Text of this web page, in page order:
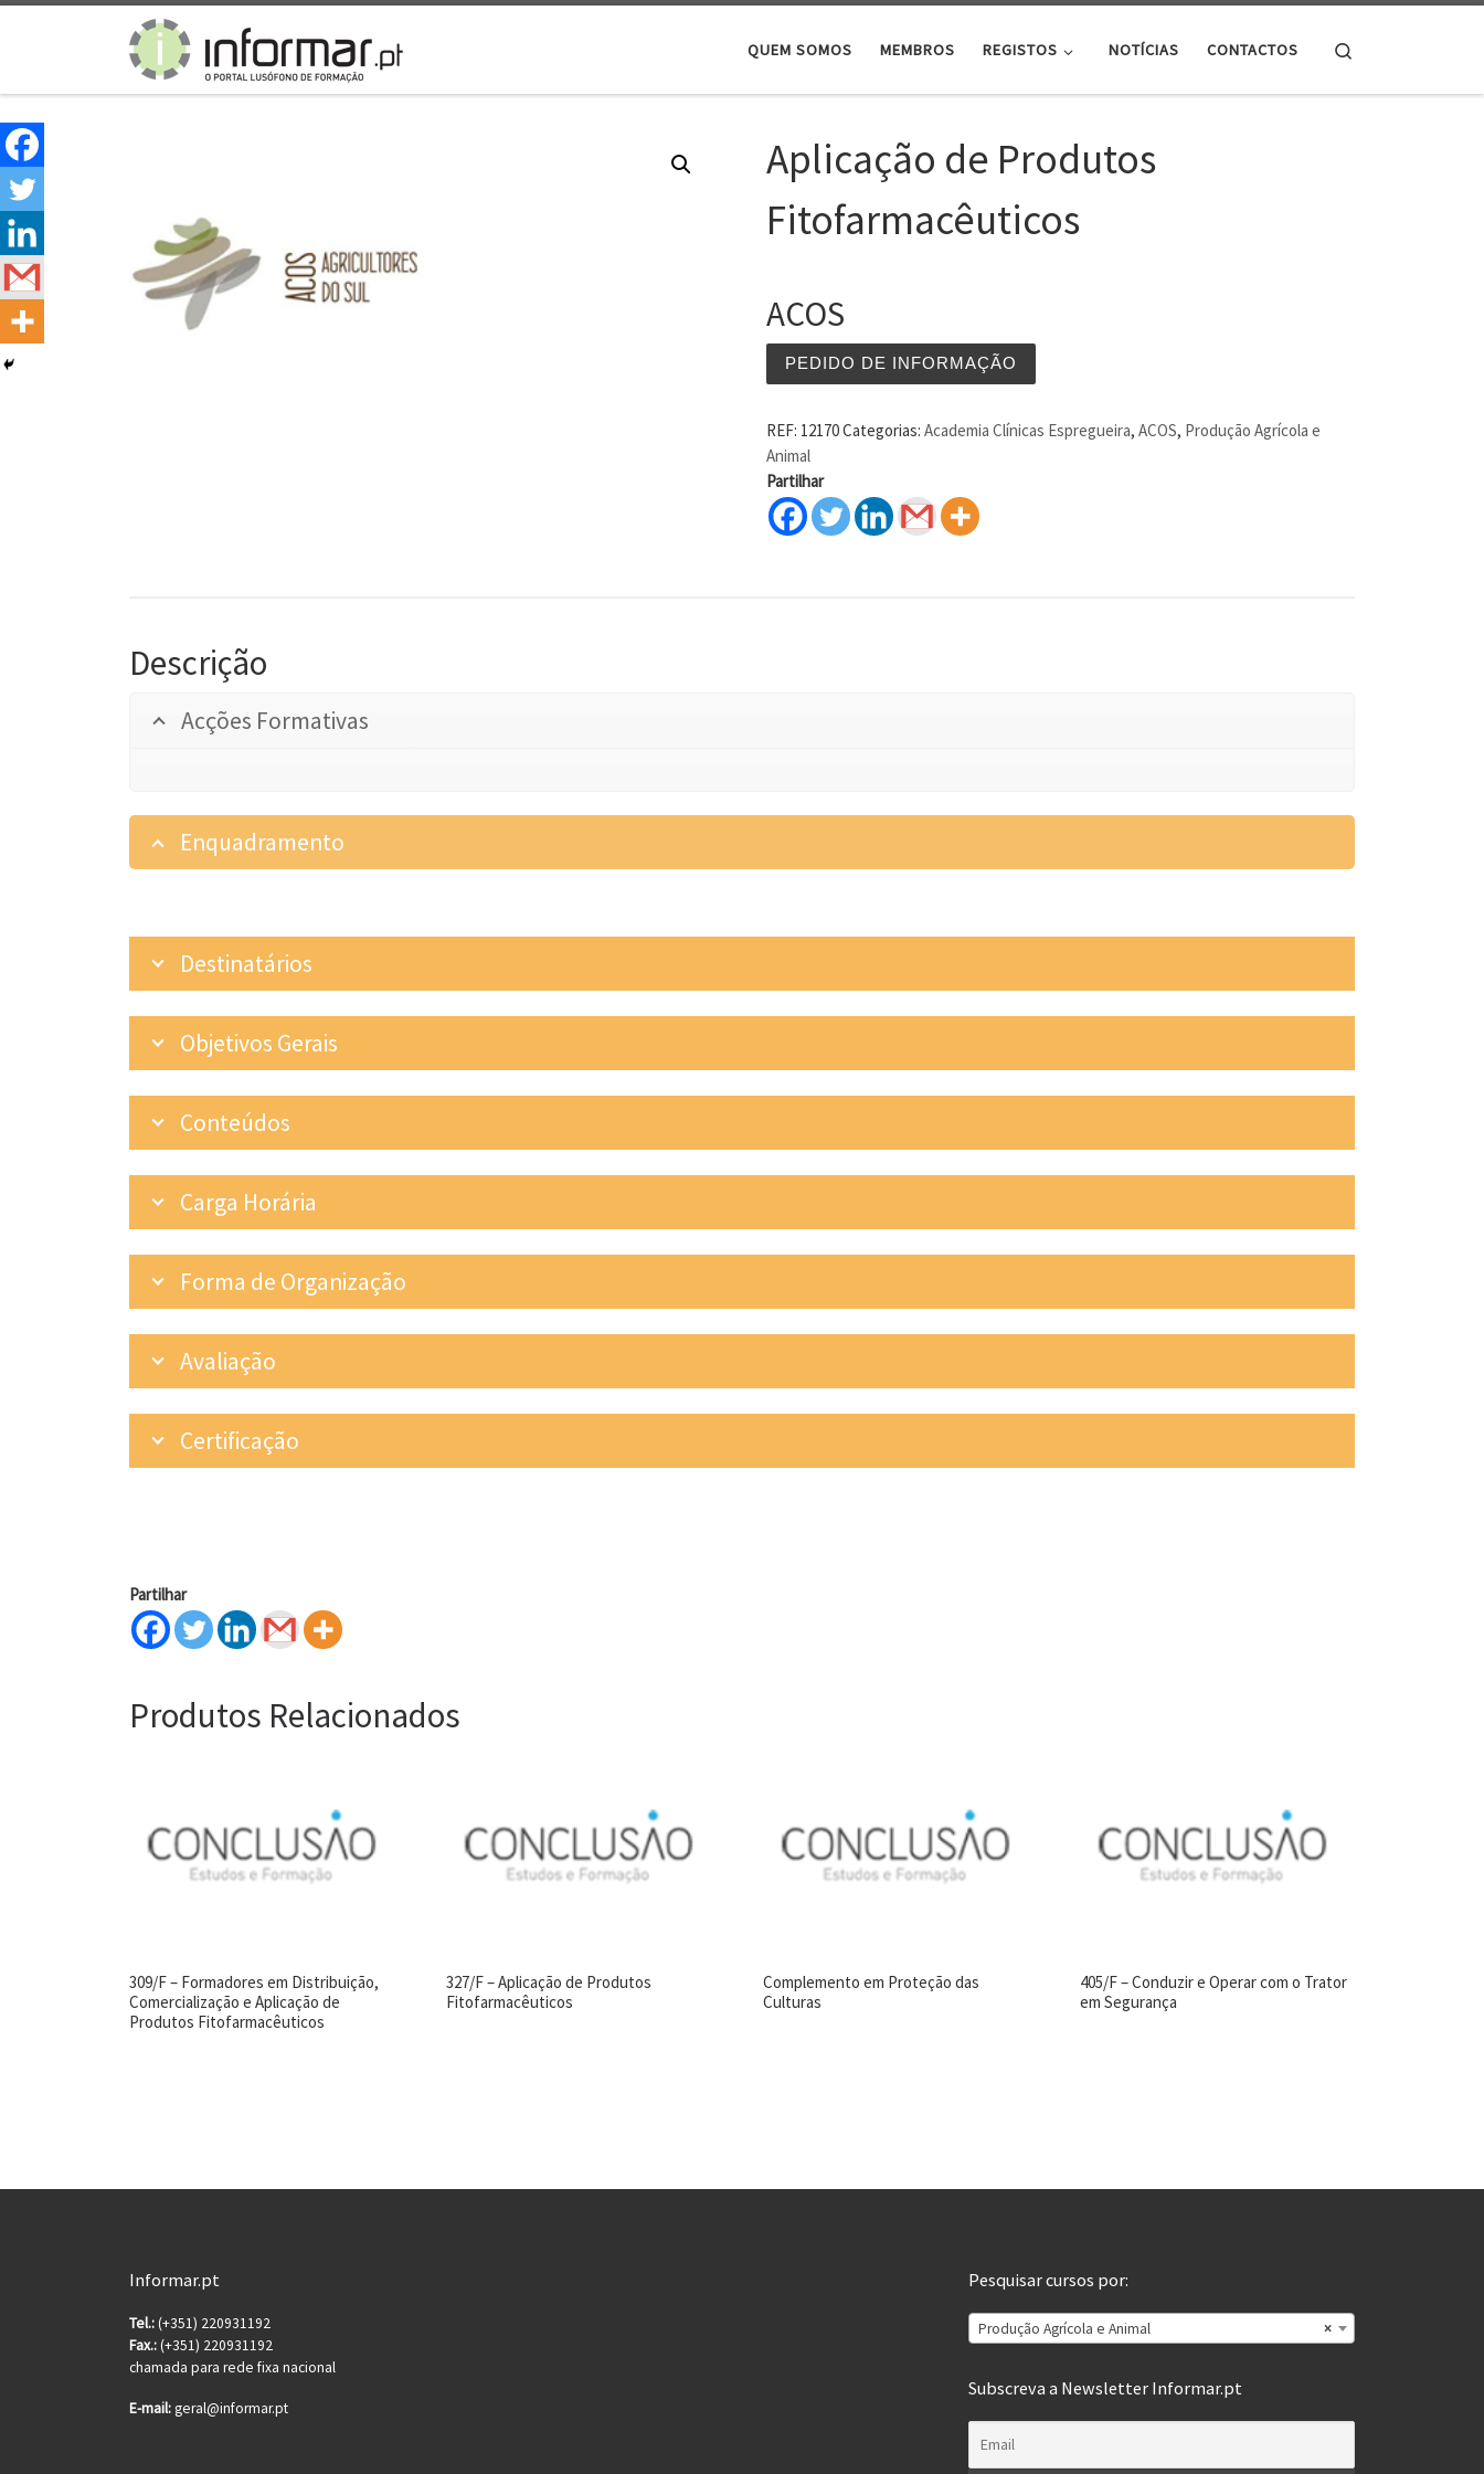
Skip to content
QUEM SOMOS MEMBROS REGISTOS NOTÍCIAS CONTACTOS
Aplicação de Produtos
Fitofarmacêuticos
ACOS
PEDIDO DE INFORMAÇÃO
REF: 12170Categorias:Academia Clínicas Espregueira,ACOS, Produção Agrícola e
Animal
Partilhar
Descrição
Acções Formativas
Enquadramento
Destinatários
Objetivos Gerais
Conteúdos
Carga Horária
Forma de Organização
Avaliação
Certificação
Partilhar
Produtos Relacionados
309/F – Formadores em Distribuição,
Comercialização e Aplicação de
Produtos Fitofarmacêuticos
327/F – Aplicação de Produtos
Fitofarmacêuticos
Complemento em Proteção das
Culturas
405/F – Conduzir e Operar com o Trator
em Segurança
Informar.pt
Tel.:(+351) 220931192
Fax.:(+351) 220931192
chamada para rede fixa nacional
E-mail:geral@informar.pt
Pesquisar cursos por:
×
Produção Agrícola e Animal
Subscreva a Newsletter Informar.pt